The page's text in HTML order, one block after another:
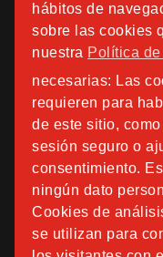
hábitos de
sobre las cookies
nuestra Política
necesarias: Las
requieren para
de este sitio,
sesión seguro o
consentimiento.
ningún dato
Cookies de
se utilizan para